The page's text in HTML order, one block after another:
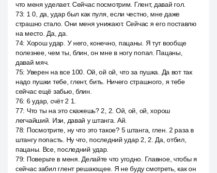
что меня уделает. Сейчас посмотрим. Глент, давай гол.
73: 1 0, да, удар был как пуля, если честно, мне даже
страшно стало. Они меня унижают. Сейчас я его поставлю
на место. Да, да.
74: Хорош удар. У него, конечно, пацаны. Я тут вообще
полезнее, чем ты, блин, он мне в ногу попал. Пацаны,
давай мяч.
75: Уверен на все 100. Ой, ой ой, что за пушка. Да вот так
надо пушки тебе, глент, бить. Ничего страшного, я тебе
сейчас ещё забью, блин.
76: 6 удар, счёт 2 1.
77: Что ты на это скажешь? 2, 2. Ой, ой, ой, хорош
легчайший. Изи, давай у штанга. Ай.
78: Посмотрите, ну что это такое? 5 штанга, глен. 2 раза в
штангу попасть. Ну что, последний удар 2, 2. Да, отбил,
пацаны. Все, последний удар.
79: Поверьте в меня. Делайте что угодно. Главное, чтобы я
сейчас забил глент решающее. Я не буду смотреть, как он